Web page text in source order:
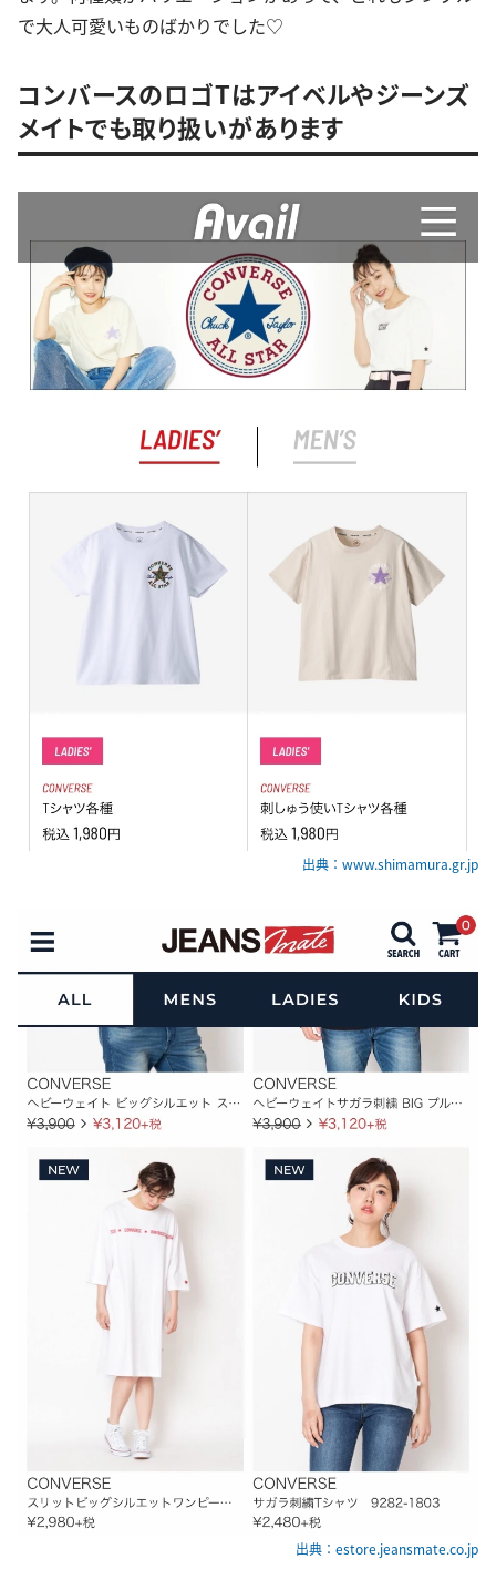
で大人可愛いものばかりでした♡
コンバースのロゴTはアイベルやジーンズ
メイトでも取り扱いがあります
出典：www.shimamura.gr.jp
出典：estore.jeansmate.co.jp